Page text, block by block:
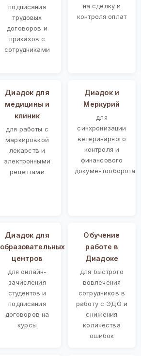
подписания
трудовых
договоров и
приказов с
сотрудниками
на сделку и
контроля оплат
Диадок для
медицины и
клиник
для работы с
маркировкой
лекарств и
электронными
рецептами
Диадок и
Меркурий
для
синхронизации
ветеринарного
контроля и
финансового
документооборота
Диадок для
образовательных
центров
для онлайн-
зачисления
студентов и
подписания
договоров на
курсы
Обучение
работе в
Диадоке
для быстрого
вовлечения
сотрудников в
работу с ЭДО и
снижения
количества
ошибок